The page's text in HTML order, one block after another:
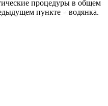
процедуры в общем
пункте – водянка.